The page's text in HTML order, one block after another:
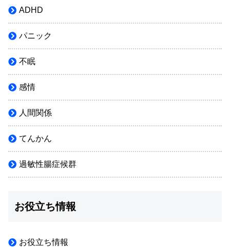
ADHD
パニック
不眠
感情
人間関係
てんかん
過敏性腸症候群
お役立ち情報
お役立ち情報